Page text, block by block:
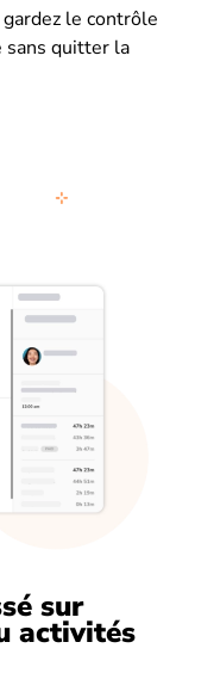
le contrôle
sans quitter la
sur
activités